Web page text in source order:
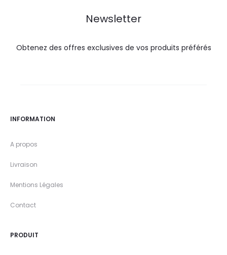
Newsletter
Obtenez des offres exclusives de vos produits préférés
INFORMATION
A propos
Livraison
Mentions Légales
Contact
PRODUIT